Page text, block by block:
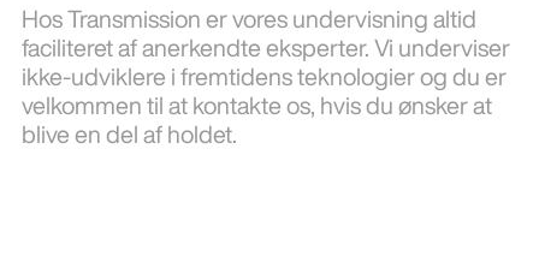
Hos Transmission er vores undervisning altid
faciliteret af anerkendte eksperter. Vi underviser
ikke-udviklere i fremtidens teknologier og du er
velkommen til at kontakte os, hvis du ønsker at
blive en del af holdet.